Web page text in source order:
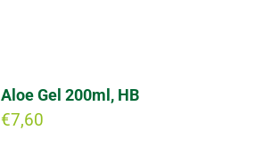
Aloe Gel 200ml, HB
€7,60